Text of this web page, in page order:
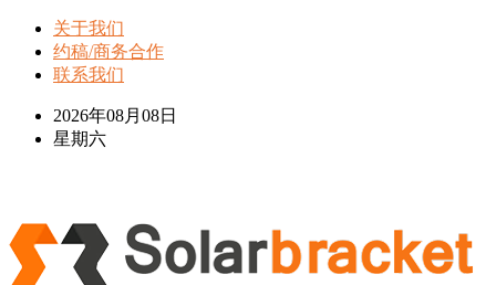
关于我们
约稿/商务合作
联系我们
2026年08月08日
星期六